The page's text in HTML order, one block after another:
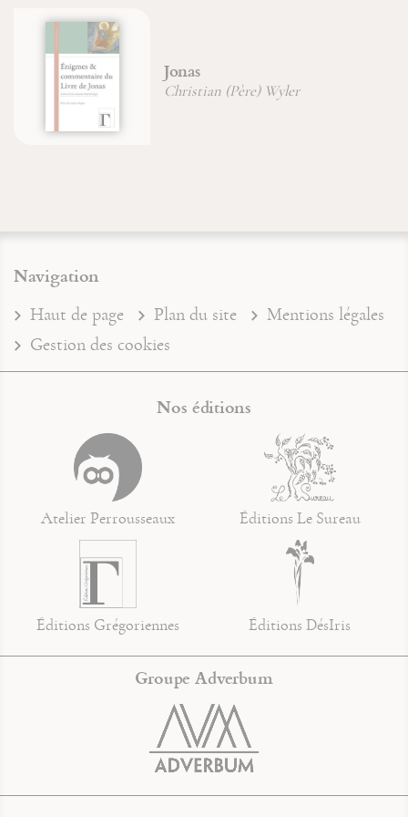
Jonas
Christian (Père) Wyler
Navigation
Haut de page Plan du site
Mentions légales
Gestion des cookies
Nos éditions
Atelier Perrousseaux Éditions Le Sureau
Éditions Grégoriennes Éditions DésIris
Groupe Adverbum